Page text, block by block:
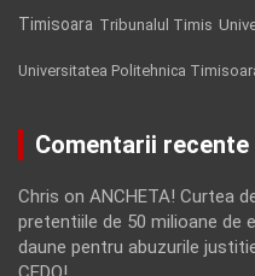
Timisoara Tribunalul Timis
Universitatea Politehnica
Comentarii recente
Chris on ANCHETA! Curtea
pretentiile de 50 milioane de
daune pentru abuzurile